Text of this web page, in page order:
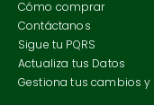
Cómo comprar
Contáctanos
Sigue tu PQRS
Actualiza tus Datos
Gestiona tus cambios y